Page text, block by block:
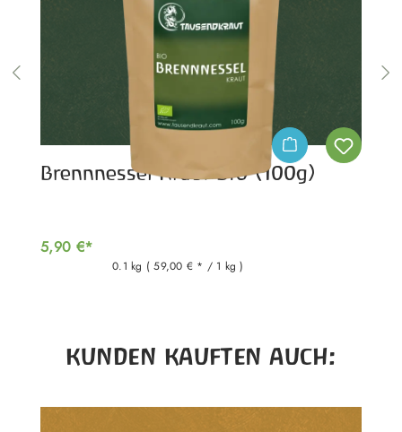
Brennnessel Kraut BIO (100g)
5,90 €*
0.1 kg ( 59,00 € * / 1 kg )
KUNDEN KAUFTEN AUCH: